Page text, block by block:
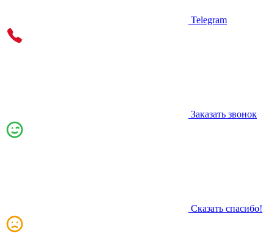
Telegram
Заказать звонок
Сказать спасибо!